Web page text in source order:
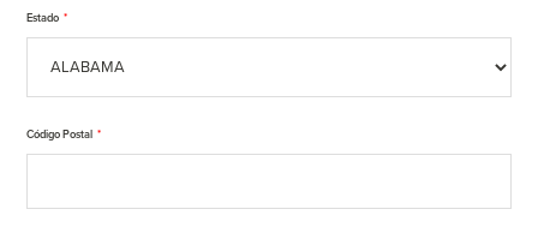
Estado *
Código Postal *